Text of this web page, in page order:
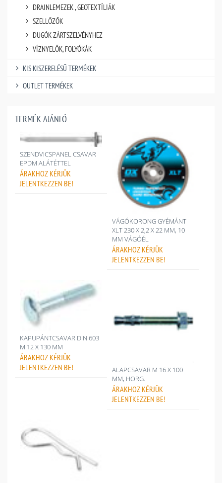
DRAINLEMEZEK , GEOTEXTÍLIÁK
SZELLŐZŐK
DUGÓK ZÁRTSZELVÉNYHEZ
VÍZNYELŐK, FOLYÓKÁK
KIS KISZERELÉSŰ TERMÉKEK
OUTLET TERMÉKEK
TERMÉK AJÁNLÓ
SZENDVICSPANEL CSAVAR
EPDM ALÁTÉTTEL
ÁRAKHOZ KÉRJÜK
JELENTKEZZEN BE!
VÁGÓKORONG GYÉMÁNT
XLT 230 X 2,2 X 22 MM, 10
MM VÁGÓÉL
ÁRAKHOZ KÉRJÜK
JELENTKEZZEN BE!
KAPUPÁNTCSAVAR DIN 603
M 12 X 130 MM
ÁRAKHOZ KÉRJÜK
JELENTKEZZEN BE!
ALAPCSAVAR M 16 X 100
MM, HORG.
ÁRAKHOZ KÉRJÜK
JELENTKEZZEN BE!